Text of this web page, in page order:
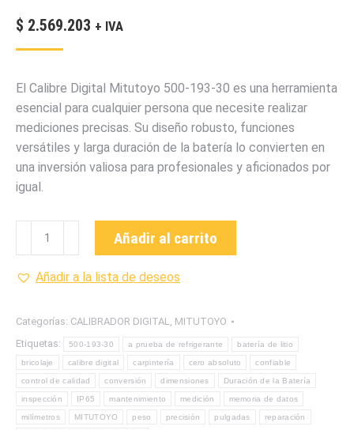
$ 2.569.203 + IVA
El Calibre Digital Mitutoyo 500-193-30 es una herramienta
esencial para cualquier persona que necesite realizar
mediciones precisas. Su diseño robusto, funciones
versátiles y larga duración de la batería lo convierten en
una inversión valiosa para profesionales y aficionados por
igual.
30
CON
Y
SIN
SALIDA
Añadir al carrito
Añadir a la lista de deseos
Categorías: CALIBRADOR DIGITAL, MITUTOYO
Etiquetas:
500-193-30 a prueba de refrigerante batería de litio
bricolaje calibre digital carpintería cero absoluto confiable
control de calidad conversión dimensiones Duración de la Batería
inspección IP65 mantenimiento medición memoria de datos
milímetros MITUTOYO peso precisión pulgadas reparación